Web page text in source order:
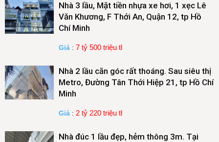
Nhà 3 lầu, Mặt tiền nhựa xe hơi, 1 xẹc Lê
Văn Khương, F Thới An, Quận 12, tp Hồ
Chí Minh
Giá : 7 tỷ 500 triệu tl
Nhà 2 lầu căn góc rất thoáng. Sau siêu thị
Metro, Đường Tân Thới Hiệp 21, tp Hồ Chí
Minh
Giá : 2 tỷ 220 triệu tl
Nhà đúc 1 lầu đẹp, hẻm thông 3m. Tại